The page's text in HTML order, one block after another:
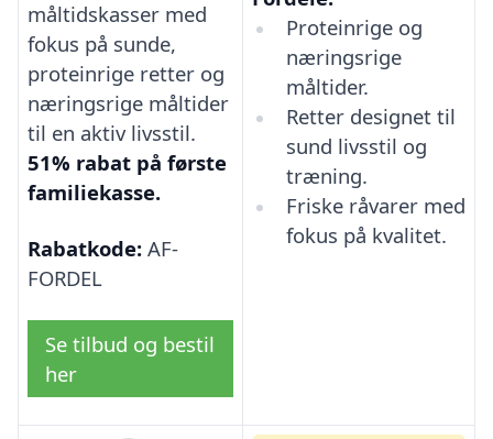
måltidskasser med
fokus på sunde,
proteinrige retter og
næringsrige måltider
til en aktiv livsstil.
51% rabat på første
familiekasse.
Rabatkode: AF-
FORDEL
Se tilbud og bestil
her
Proteinrige og
næringsrige
måltider.
Retter designet til
sund livsstil og
træning.
Friske råvarer med
fokus på kvalitet.